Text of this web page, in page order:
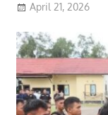
April 21, 2026